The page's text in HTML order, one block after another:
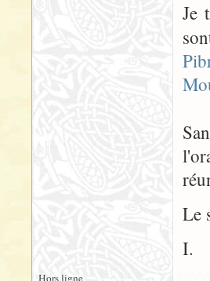
Je
Le
I.
Hors ligne